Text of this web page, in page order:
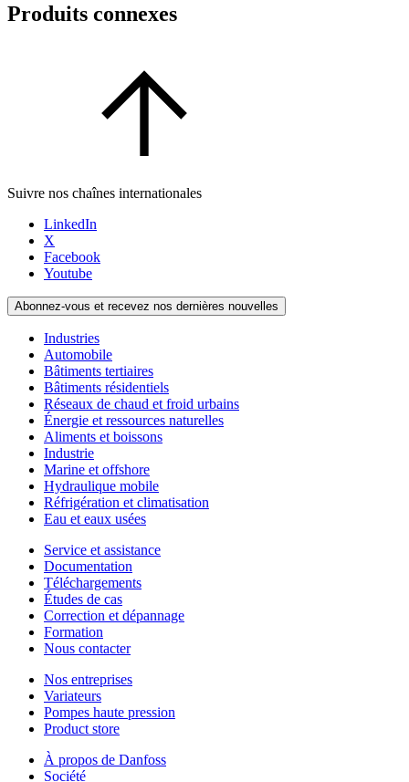
Produits connexes
Suivre nos chaînes internationales
LinkedIn
X
Facebook
Youtube
Abonnez-vous et recevez nos dernières nouvelles
Industries
Automobile
Bâtiments tertiaires
Bâtiments résidentiels
Réseaux de chaud et froid urbains
Énergie et ressources naturelles
Aliments et boissons
Industrie
Marine et offshore
Hydraulique mobile
Réfrigération et climatisation
Eau et eaux usées
Service et assistance
Documentation
Téléchargements
Études de cas
Correction et dépannage
Formation
Nous contacter
Nos entreprises
Variateurs
Pompes haute pression
Product store
À propos de Danfoss
Société